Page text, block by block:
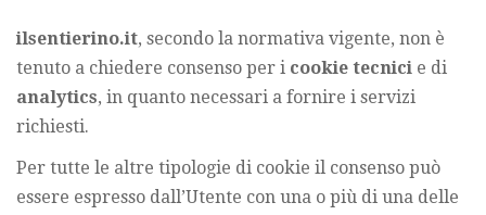
ilsentierino.it, secondo la normativa vigente, non è
tenuto a chiedere consenso per i cookie tecnici e di
analytics, in quanto necessari a fornire i servizi
richiesti.
Per tutte le altre tipologie di cookie il consenso può
essere espresso dall’Utente con una o più di una delle